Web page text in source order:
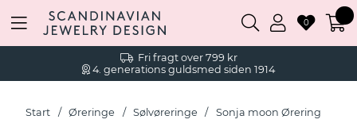
Fri fragt over 799 kr
4. generations guldsmed siden 1914
0
Start Øreringe Sølvøreringe Sonja moon Ørering